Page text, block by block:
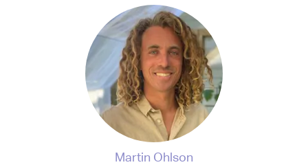
Martin Ohlson